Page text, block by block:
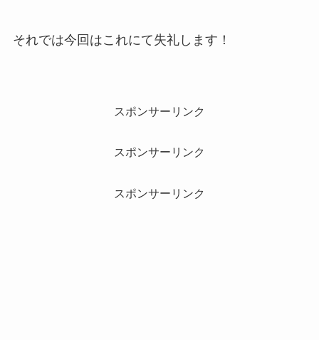
それでは今回はこれにて失礼します！
スポンサーリンク
スポンサーリンク
スポンサーリンク